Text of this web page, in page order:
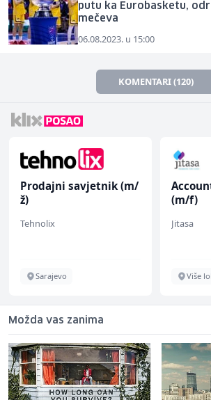
putu ka Eurobasketu,
mečeva
06.08.2023. u 15:00
KOMENTARI (120)
Prodajni savjetnik (m/
ž)
Tehnolix
Sarajevo
(m/f)
Jitasa
Više
Možda vas zanima